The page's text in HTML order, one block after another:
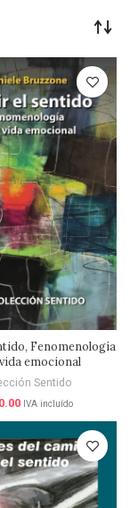
Fenomenología
emocional
Sentido
IVA incluído